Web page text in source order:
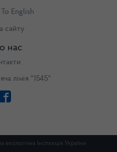
English
сайту
нас
лінія "1545"
Інспекція України